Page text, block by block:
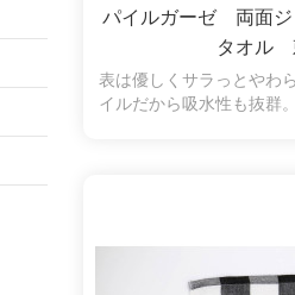
パイルガーゼ 両面ジ
タオル
表は優しくサラっとやわ
イルだから吸水性も抜群